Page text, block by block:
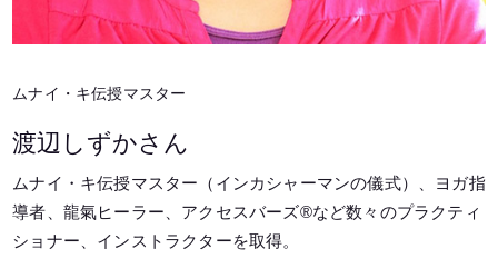
ムナイ・キ伝授マスター
渡辺しずかさん
ムナイ・キ伝授マスター（インカシャーマンの儀式）、ヨガ指
導者、龍氣ヒーラー、アクセスバーズ®など数々のプラクティ
ショナー、インストラクターを取得。